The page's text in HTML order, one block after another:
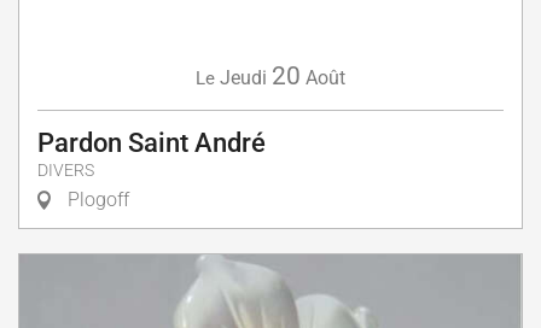
Le Jeudi 20 Août
Pardon Saint André
DIVERS
Plogoff